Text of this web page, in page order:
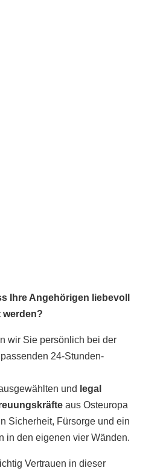
Ihre Angehörigen liebevoll
werden?
wir Sie persönlich bei der
24-Stunden-
und legal
aus Osteuropa
Sicherheit, Fürsorge und ein
in den eigenen vier Wänden.
Vertrauen in dieser